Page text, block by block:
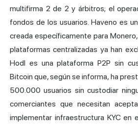
multifirma 2 de 2 y árbitros; el
fondos de los usuarios. Haveno es
creada específicamente para
plataformas centralizadas ya han
Hodl es una plataforma P2P sin
Bitcoin que, según se informa, ha
500.000 usuarios sin custodiar
comerciantes que necesitan
implementar infraestructura KYC en